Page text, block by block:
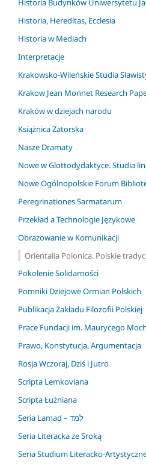
Historia Budynków Uniwersytetu
Historia, Hereditas, Ecclesia
Historia w Mediach
Interpretacje
Krakowsko-Wileńskie Studia
Krakow Jean Monnet Research
Kraków w dziejach narodu
Książnica Zatorska
Nasze Dramaty
Nowe w Glottodydaktyce. Studia
Nowe Ogólnopolskie Forum
Peregrinationes Sarmatarum
Przekład a Technologie Językowe
Obrazowanie w Komunikacji
Orientalia Polonica. Polskie
Pokolenie Solidarności
Pomniki Dziejowe Ormian Polskich
Publikacja Zakładu Filozofii Polskiej
Prace Fundacji im. Maurycego
Prawo, Konstytucja, Argumentacja
Rosja Wczoraj, Dziś i Jutro
Scripta Lemkoviana
Scripta Łużniana
Seria Lamad – למד
Seria Literacka ze Sroką
Seria Studium Literacko-